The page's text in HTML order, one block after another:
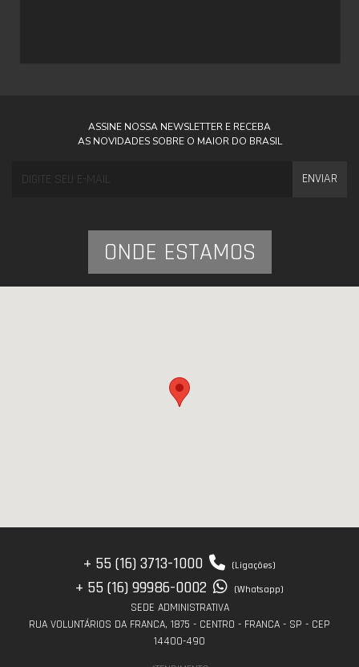
ASSINE NOSSA NEWSLETTER E RECEBA
AS NOVIDADES SOBRE O MAIOR DO BRASIL
ENVIAR
ONDE ESTAMOS
+ 55 (16) 3713-1000 (Ligações)
+ 55 (16) 99986-0002 (Whatsapp)
SEDE ADMINISTRATIVA
RUA VOLUNTÁRIOS DA FRANCA, 1875 - CENTRO - FRANCA - SP - CEP
14400-490